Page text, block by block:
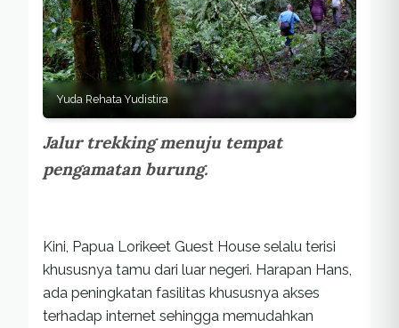
Yuda Rehata Yudistira
Jalur trekking menuju tempat
pengamatan burung.
Kini, Papua Lorikeet Guest House selalu terisi
khususnya tamu dari luar negeri. Harapan Hans,
ada peningkatan fasilitas khususnya akses
terhadap internet sehingga memudahkan